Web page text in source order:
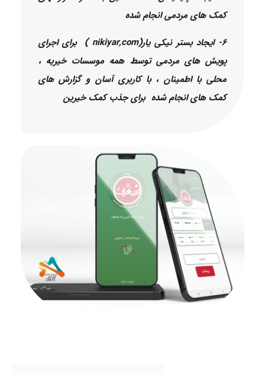
کمک های مردمی انجام شده
6- ایجاد بستر نیکی یار(nikiyar,com ) برای اجرای
پویش های مردمی توسط همه موسسات خیریه ،
محلی با اطمینان ، با کاربری آسان و گزارش های
کمک های انجام شده برای جذب کمک خیرین